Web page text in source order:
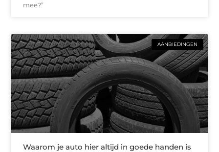
mee?”
AANBIEDINGEN
Waarom je auto hier altijd in goede handen is